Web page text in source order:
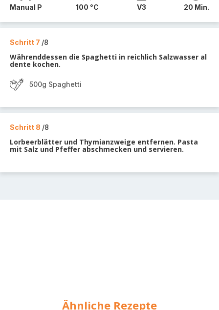
Manual P 100 °C V3 20 Min.
Schritt 7 /8
Währenddessen die Spaghetti in reichlich Salzwasser al
dente kochen.
500g Spaghetti
Schritt 8 /8
Lorbeerblätter und Thymianzweige entfernen. Pasta
mit Salz und Pfeffer abschmecken und servieren.
Ähnliche Rezepte